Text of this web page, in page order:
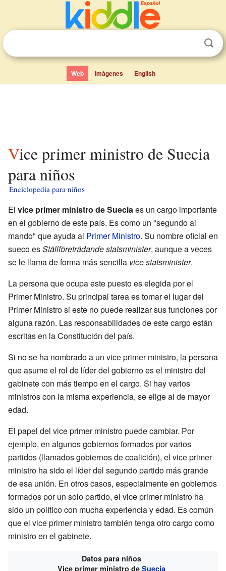
Web Imágenes English
Vice primer ministro de Suecia
para niños
Enciclopedia para niños
El vice primer ministro de Sueciaes un cargo importante
en el gobierno de este país. Es como un "segundo al
mando" que ayuda al Primer Ministro. Su nombre oficial en
sueco esStällföreträdande statsminister, aunque a veces
se le llama de forma más sencilla vice statsminister.
La persona que ocupa este puesto es elegida por el
Primer Ministro. Su principal tarea es tomar el lugar del
Primer Ministro si este no puede realizar sus funciones por
alguna razón. Las responsabilidades de este cargo están
escritas en la Constitución del país.
Si no se ha nombrado a un vice primer ministro, la persona
que asume el rol de líder del gobierno es el ministro del
gabinete con más tiempo en el cargo. Si hay varios
ministros con la misma experiencia, se elige al de mayor
edad.
El papel del vice primer ministro puede cambiar. Por
ejemplo, en algunos gobiernos formados por varios
partidos (llamados gobiernos de coalición), el vice primer
ministro ha sido el líder del segundo partido más grande
de esa unión. En otros casos, especialmente en gobiernos
formados por un solo partido, el vice primer ministro ha
sido un político con mucha experiencia y edad. Es común
que el vice primer ministro también tenga otro cargo como
ministro en el gabinete.
Datos para niños
Vice primer ministro deSuecia